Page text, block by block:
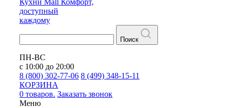
Кухни Mall Комфорт,
доступный
каждому
Поиск
ПН-ВС
с 10:00 до 20:00
8 (800) 302-77-06 8 (499) 348-15-11
КОРЗИНА
0 товаров. Заказать звонок
Меню